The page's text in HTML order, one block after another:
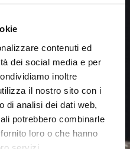
contenuti ed
dei social media e per
inoltre
il nostro sito con i
di analisi dei dati web,
potrebbero combinarle
loro o che hanno